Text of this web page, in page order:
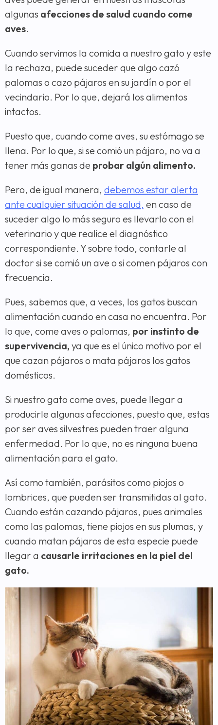
algunas afecciones de salud cuando come
aves.
Cuando servimos la comida a nuestro gato y este
la rechaza, puede suceder que algo cazó
palomas o cazo pájaros en su jardín o por el
vecindario. Por lo que, dejará los alimentos
intactos.
Puesto que, cuando come aves, su estómago se
llena. Por lo que, si se comió un pájaro, no va a
tener más ganas de probar algún alimento.
Pero, de igual manera, debemos estar alerta
ante cualquier situación de salud, en caso de
suceder algo lo más seguro es llevarlo con el
veterinario y que realice el diagnóstico
correspondiente. Y sobre todo, contarle al
doctor si se comió un ave o si comen pájaros con
frecuencia.
Pues, sabemos que, a veces, los gatos buscan
alimentación cuando en casa no encuentra. Por
lo que, come aves o palomas, por instinto de
supervivencia, ya que es el único motivo por el
que cazan pájaros o mata pájaros los gatos
domésticos.
Si nuestro gato come aves, puede llegar a
producirle algunas afecciones, puesto que, estas
por ser aves silvestres pueden traer alguna
enfermedad. Por lo que, no es ninguna buena
alimentación para el gato.
Así como también, parásitos como piojos o
lombrices, que pueden ser transmitidas al gato.
Cuando están cazando pájaros, pues animales
como las palomas, tiene piojos en sus plumas, y
cuando matan pájaros de esta especie puede
llegar a causarle irritaciones en la piel del
gato.